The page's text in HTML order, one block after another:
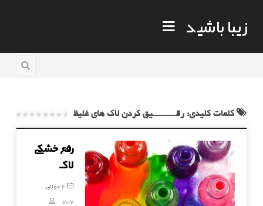
زیبا باشید
کلمات کلیدی: رقــــــــــیق کردن لاک های غلیظ
رفع خشکی
لاک
2 جولای,
2017